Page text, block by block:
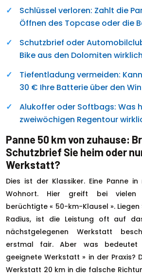
Schlüssel verloren: Zahlt die
Öffnen des Topcase oder die
Schutzbrief oder
Bike aus den Dolomiten
Tiefentladung vermeiden:
30 € Ihre Batterie über den
Alukoffer oder Softbags: Was
zweiwöchigen Regentour
Panne 50 km von zuhause:
Schutzbrief Sie heim oder
Werkstatt?
Dies ist der Klassiker. Eine Panne
Wohnort. Hier greift bei vielen
berüchtigte « 50-km-Klausel ». Liegen
Radius, ist die Leistung oft auf
nächstgelegenen Werkstatt
erstmal fair. Aber was bedeutet
geeignete Werkstatt » in der Praxis?
Werkstatt 20 km in die falsche